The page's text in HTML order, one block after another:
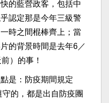
的藍營政客，包括中
認定那是今年三級警
時之間棍棒齊上；當
的背景時間是去年6／
）的事！
是：防疫期間規定
的，都是出自防疫團